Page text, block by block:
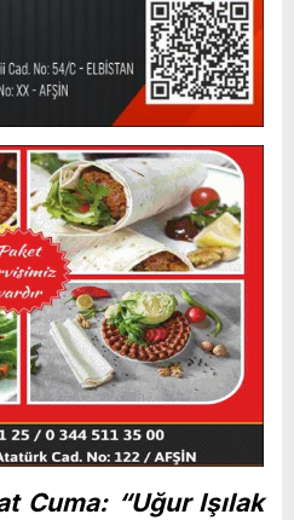
Cuma: “Uğur Işılak